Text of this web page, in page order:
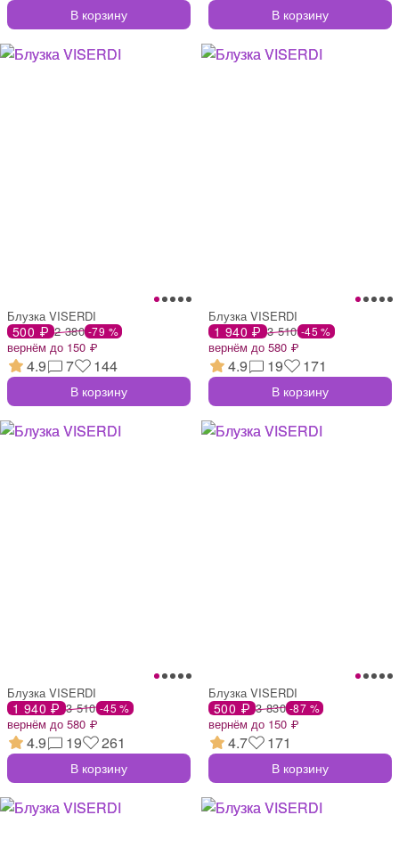
В корзину В корзину
Блузка VISERDI
500 ₽ 2 380 -79 %
вернём до 150 ₽
4.9 7 144
В корзину
Блузка VISERDI
1 940 ₽ 3 510 -45 %
вернём до 580 ₽
4.9 19 171
В корзину
Блузка VISERDI
1 940 ₽ 3 510 -45 %
вернём до 580 ₽
4.9 19 261
В корзину
Блузка VISERDI
500 ₽ 3 830 -87 %
вернём до 150 ₽
4.7 171
В корзину